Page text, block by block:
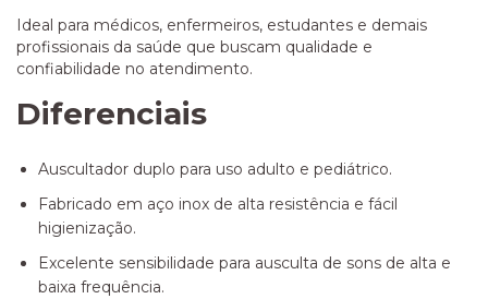
Ideal para médicos, enfermeiros, estudantes e demais
profissionais da saúde que buscam qualidade e
confiabilidade no atendimento.
Diferenciais
Auscultador duplo para uso adulto e pediátrico.
Fabricado em aço inox de alta resistência e fácil
higienização.
Excelente sensibilidade para ausculta de sons de alta e
baixa frequência.